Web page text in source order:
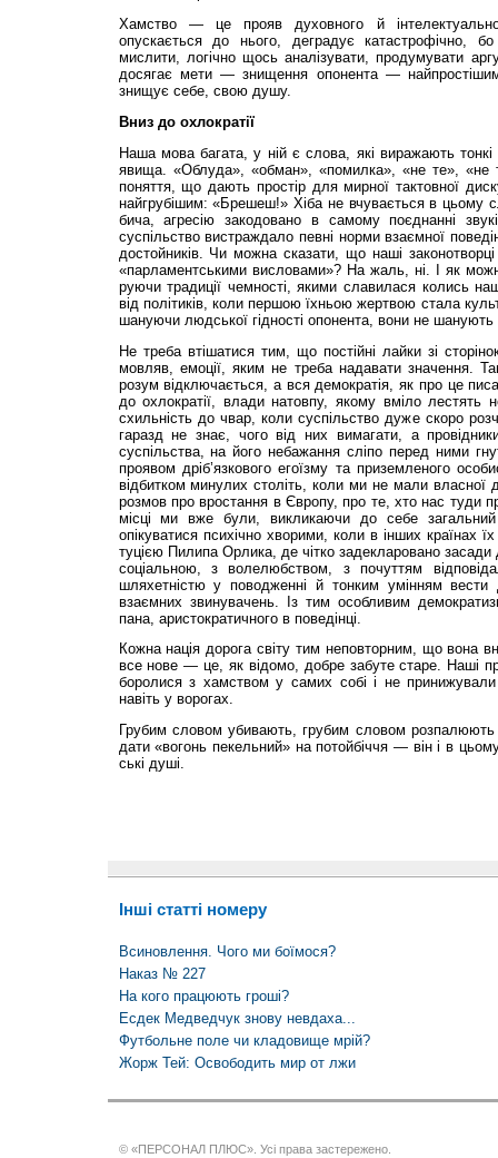
Хамство — це прояв духовного й
опускається до ньо­го, деградує катастрофічно,
мислити, логічно щось аналі­зувати, продумувати
до­сягає мети — знищення опонента —
знищує себе, свою душу.
Вниз до охлократії
Наша мова багата, у ній є слова, які виражають тонкі
явища. «Облуда», «об­ман», «помилка», «не те», «не
поняття, що дають простір для мирної тактовної
найгрубішим: «Брешеш!» Хі­ба не вчувається в цьому
бича, агресію закодо­вано в самому поєднанні
суспільство вистраждало пе­вні норми взаємної
достойників. Чи можна ска­зати, що наші
«парламентськими вислова­ми»? На жаль, ні. І як
руючи традиції чемності, яки­ми славилася колись
від політиків, коли першою їхньою жер­твою стала
шануючи людської гідності опонента, вони не шанують
Не треба втішатися тим, що постійні лайки зі
мовляв, емоції, яким не треба надавати значення.
розум відклю­чається, а вся демократія, як про це
до охлократії, вла­ди натовпу, якому вміло лес­тять
схильність до чвар, коли суспільство дуже скоро
гаразд не знає, чого від них вимагати, а
суспільства, на його небажання сліпо перед ними
проявом дріб’язкового его­їзму та приземленого
відбитком минулих століть, коли ми не мали власної
розмов про вростання в Європу, про те, хто нас туди
місці ми вже були, викликаючи до себе загаль­ний
опікуватися психічно хво­рими, коли в інших країнах
туцією Пилипа Орлика, де чі­тко задекларовано
соціальною, з волелюбством, з почуттям
шляхет­ністю у поводженні й тонким умінням вести
взаємних звинувачень. Із тим особли­вим
пана, ари­стократичного в поведінці.
Кожна нація дорога світу тим неповторним, що вона
все нове — це, як відомо, добре забуте старе. Наші
боролися з хамством у самих собі і не принижували
навіть у ворогах.
Грубим словом убивають, грубим словом
дати «вогонь пекельний» на потойбіччя — він і в
ські душі.
Інші статті номеру
Всиновлення. Чого ми боїмося?
Наказ № 227
На кого працюють гроші?
Есдек Медведчук знову невдаха...
Футбольне поле чи кладовище мрій?
Жорж Тей: Освободить мир от лжи
© «ПЕРСОНАЛ ПЛЮС». Усі права застережено.